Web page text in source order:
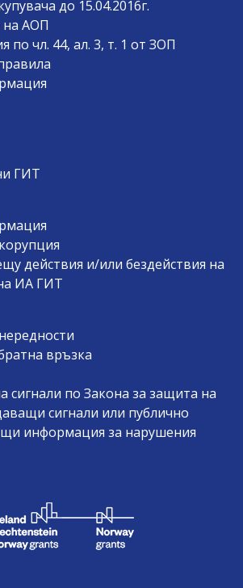
до 15.04.2016г.
АОП
по чл. 44, ал. 3, т. 1 от ЗОП
ГИТ
действия и/или бездействия на
ИА ГИТ
връзка
сигнали по Закона за защита на
сигнали или публично
информация за нарушения